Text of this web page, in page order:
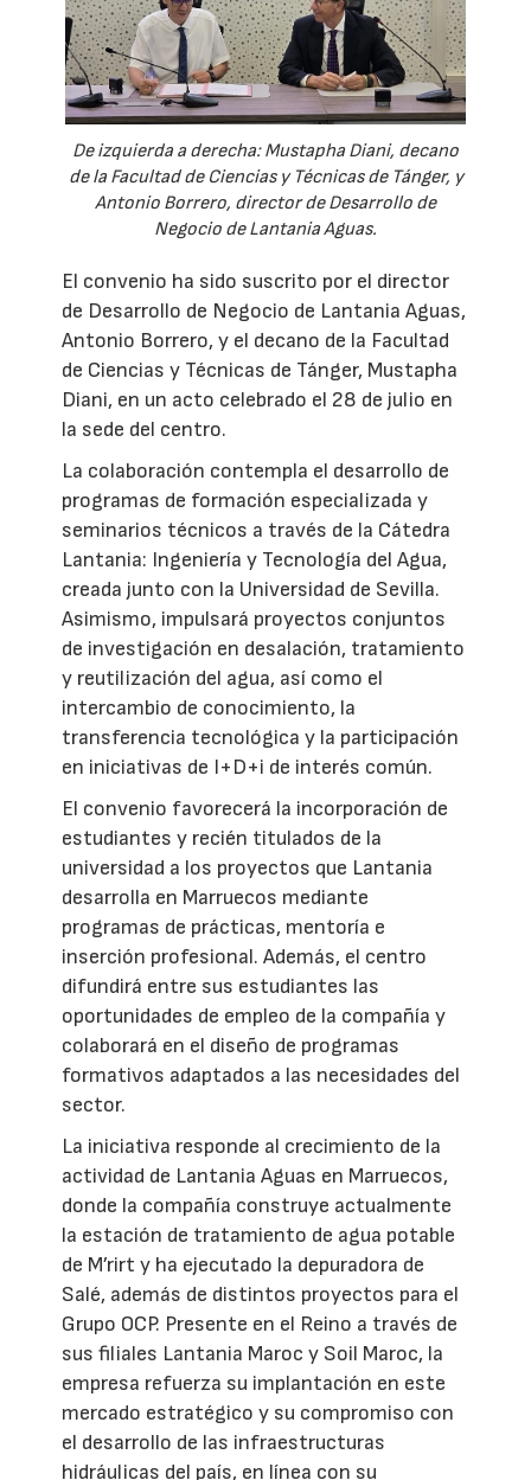
De izquierda a derecha: Mustapha Diani, decano
de la Facultad de Ciencias y Técnicas de Tánger, y
Antonio Borrero, director de Desarrollo de
Negocio de Lantania Aguas.
El convenio ha sido suscrito por el director
de Desarrollo de Negocio de Lantania Aguas,
Antonio Borrero, y el decano de la Facultad
de Ciencias y Técnicas de Tánger, Mustapha
Diani, en un acto celebrado el 28 de julio en
la sede del centro.
La colaboración contempla el desarrollo de
programas de formación especializada y
seminarios técnicos a través de la Cátedra
Lantania: Ingeniería y Tecnología del Agua,
creada junto con la Universidad de Sevilla.
Asimismo, impulsará proyectos conjuntos
de investigación en desalación, tratamiento
y reutilización del agua, así como el
intercambio de conocimiento, la
transferencia tecnológica y la participación
en iniciativas de I+D+i de interés común.
El convenio favorecerá la incorporación de
estudiantes y recién titulados de la
universidad a los proyectos que Lantania
desarrolla en Marruecos mediante
programas de prácticas, mentoría e
inserción profesional. Además, el centro
difundirá entre sus estudiantes las
oportunidades de empleo de la compañía y
colaborará en el diseño de programas
formativos adaptados a las necesidades del
sector.
La iniciativa responde al crecimiento de la
actividad de Lantania Aguas en Marruecos,
donde la compañía construye actualmente
la estación de tratamiento de agua potable
de M’rirt y ha ejecutado la depuradora de
Salé, además de distintos proyectos para el
Grupo OCP. Presente en el Reino a través de
sus filiales Lantania Maroc y Soil Maroc, la
empresa refuerza su implantación en este
mercado estratégico y su compromiso con
el desarrollo de las infraestructuras
hidráulicas del país, en línea con su